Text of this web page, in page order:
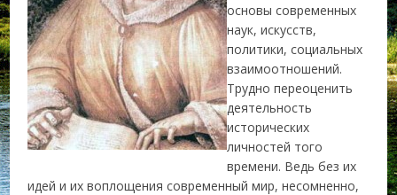
основы современных
наук, искусств,
политики, социальных
взаимоотношений.
Трудно переоценить
деятельность
исторических
личностей того
времени. Ведь без их
идей и их воплощения современный мир, несомненно,